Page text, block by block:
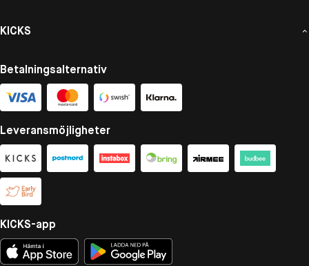
KICKS
Betalningsalternativ
Leveransmöjligheter
KICKS-app